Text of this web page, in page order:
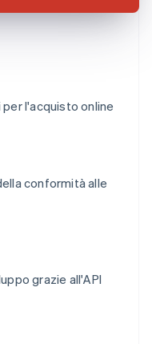
l'acquisto online
conformità alle
grazie all'API